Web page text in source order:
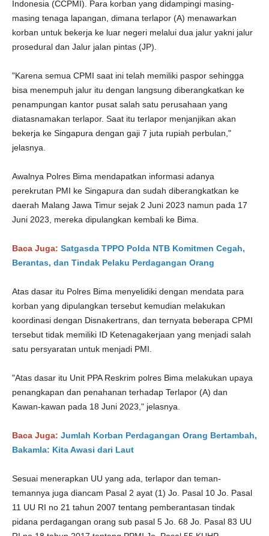
Indonesia (CCPMI). Para korban yang didampingi masing-
masing tenaga lapangan, dimana terlapor (A) menawarkan
korban untuk bekerja ke luar negeri melalui dua jalur yakni jalur
prosedural dan Jalur jalan pintas (JP).
"Karena semua CPMI saat ini telah memiliki paspor sehingga
bisa menempuh jalur itu dengan langsung diberangkatkan ke
penampungan kantor pusat salah satu perusahaan yang
diatasnamakan terlapor. Saat itu terlapor menjanjikan akan
bekerja ke Singapura dengan gaji 7 juta rupiah perbulan,"
jelasnya.
Awalnya Polres Bima mendapatkan informasi adanya
perekrutan PMI ke Singapura dan sudah diberangkatkan ke
daerah Malang Jawa Timur sejak 2 Juni 2023 namun pada 17
Juni 2023, mereka dipulangkan kembali ke Bima.
Baca Juga: Satgasda TPPO Polda NTB Komitmen Cegah,
Berantas, dan Tindak Pelaku Perdagangan Orang
Atas dasar itu Polres Bima menyelidiki dengan mendata para
korban yang dipulangkan tersebut kemudian melakukan
koordinasi dengan Disnakertrans, dan ternyata beberapa CPMI
tersebut tidak memiliki ID Ketenagakerjaan yang menjadi salah
satu persyaratan untuk menjadi PMI.
"Atas dasar itu Unit PPA Reskrim polres Bima melakukan upaya
penangkapan dan penahanan terhadap Terlapor (A) dan
Kawan-kawan pada 18 Juni 2023," jelasnya.
Baca Juga: Jumlah Korban Perdagangan Orang Bertambah,
Bakamla: Kita Awasi dari Laut
Sesuai menerapkan UU yang ada, terlapor dan teman-
temannya juga diancam Pasal 2 ayat (1) Jo. Pasal 10 Jo. Pasal
11 UU RI no 21 tahun 2007 tentang pemberantasan tindak
pidana perdagangan orang sub pasal 5 Jo. 68 Jo. Pasal 83 UU